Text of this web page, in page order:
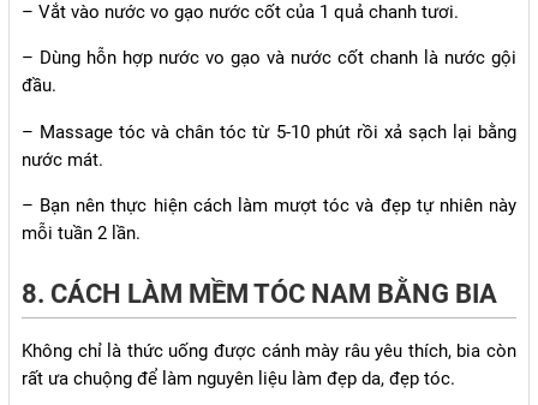
– Vắt vào nước vo gạo nước cốt của 1 quả chanh tươi.
– Dùng hỗn hợp nước vo gạo và nước cốt chanh là nước gội
đầu.
– Massage tóc và chân tóc từ 5-10 phút rồi xả sạch lại bằng
nước mát.
– Bạn nên thực hiện cách làm mượt tóc và đẹp tự nhiên này
mỗi tuần 2 lần.
8. CÁCH LÀM MỀM TÓC NAM BẰNG BIA
Không chỉ là thức uống được cánh mày râu yêu thích, bia còn
rất ưa chuộng để làm nguyên liệu làm đẹp da, đẹp tóc.